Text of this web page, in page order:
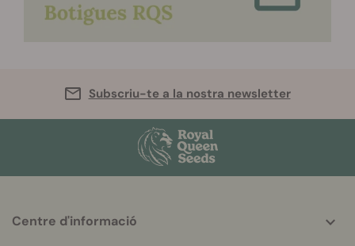
Subscriu-te a la nostra newsletter
helpful
Centre d'informació